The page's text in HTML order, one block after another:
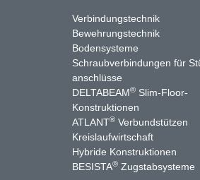
Verbindungstechnik
Bewehrungstechnik
Bodensysteme
Schraubverbindungen für
anschlüsse
DELTABEAM® Slim-Floor-
Konstruktionen
ATLANT® Verbundstützen
Kreislaufwirtschaft
Hybride Konstruktionen
BESISTA® Zugstabsysteme
Kontakt